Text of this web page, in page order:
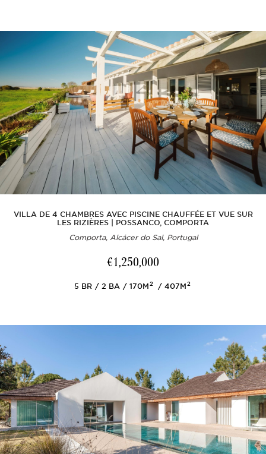
VILLA DE 4 CHAMBRES AVEC PISCINE CHAUFFÉE ET VUE SUR
LES RIZIÈRES | POSSANCO, COMPORTA
Comporta, Alcácer do Sal, Portugal
€1,250,000
5 BR 2 BA 170M2 407M2